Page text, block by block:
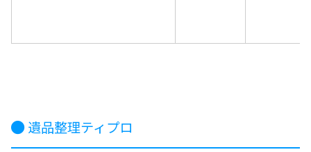
遺品整理ティプロ